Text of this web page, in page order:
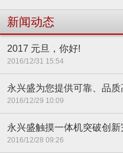
新闻动态
2017 元旦，你好!
2016/12/31 15:54
永兴盛为您提供可靠、品
2016/12/29 10:09
永兴盛触摸一体机突破创新
2016/12/28 09:26